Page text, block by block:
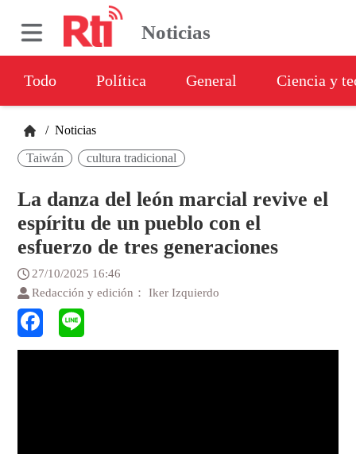
Noticias
Todo Política General Ciencia y
/ Noticias
Taiwán cultura tradicional
La danza del león marcial revive el
espíritu de un pueblo con el
esfuerzo de tres generaciones
27/10/2025 16:46
Redacción y edición： Iker Izquierdo